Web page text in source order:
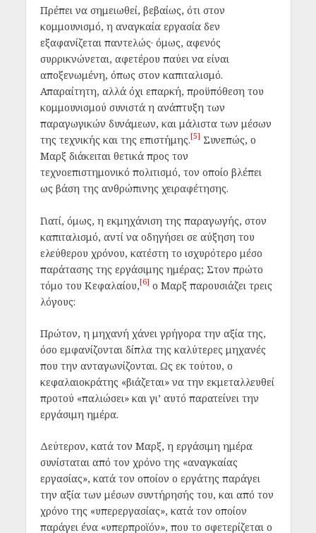
Πρέπει να σημειωθεί, βεβαίως, ότι στον
κομμουνισμό, η αναγκαία εργασία δεν
εξαφανίζεται παντελώς· όμως, αφενός
συρρικνώνεται, αφετέρου παύει να είναι
αποξενωμένη, όπως στον καπιταλισμό.
Απαραίτητη, αλλά όχι επαρκή, προϋπόθεση του
κομμουνισμού συνιστά η ανάπτυξη των
παραγωγικών δυνάμεων, και μάλιστα των μέσων
της τεχνικής και της επιστήμης.[5] Συνεπώς, ο
Μαρξ διάκειται θετικά προς τον
τεχνοεπιστημονικό πολιτισμό, τον οποίο βλέπει
ως βάση της ανθρώπινης χειραφέτησης.
Γιατί, όμως, η εκμηχάνιση της παραγωγής, στον
καπιταλισμό, αντί να οδηγήσει σε αύξηση του
ελεύθερου χρόνου, κατέστη το ισχυρότερο μέσο
παράτασης της εργάσιμης ημέρας; Στον πρώτο
τόμο του Κεφαλαίου,[6] ο Μαρξ παρουσιάζει τρεις
λόγους:
Πρώτον, η μηχανή χάνει γρήγορα την αξία της,
όσο εμφανίζονται δίπλα της καλύτερες μηχανές
που την ανταγωνίζονται. Ως εκ τούτου, ο
κεφαλαιοκράτης «βιάζεται» να την εκμεταλλευθεί
προτού «παλιώσει» και γι’ αυτό παρατείνει την
εργάσιμη ημέρα.
Δεύτερον, κατά τον Μαρξ, η εργάσιμη ημέρα
συνίσταται από τον χρόνο της «αναγκαίας
εργασίας», κατά τον οποίον ο εργάτης παράγει
την αξία των μέσων συντήρησής του, και από τον
χρόνο της «υπερεργασίας», κατά τον οποίον
παράγει ένα «υπερπροϊόν», που το σφετερίζεται ο